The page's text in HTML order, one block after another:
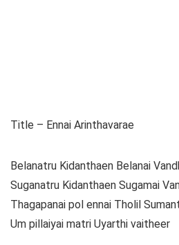
Title – Ennai Arinthavarae
Belanatru Kidanthaen Belanai
Suganatru Kidanthaen Sugamai
Thagapanai pol ennai Tholil
Um pillaiyai matri Uyarthi vaitheer